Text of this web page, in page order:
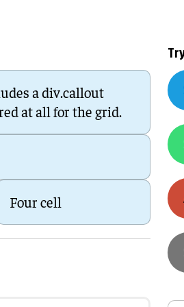
wonen
Financiële sector
a div.callout
at all for the grid.
Four cell